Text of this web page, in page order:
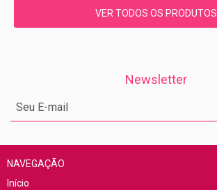
VER TODOS OS PRODUTOS
Newsletter
NAVEGAÇÃO
Início